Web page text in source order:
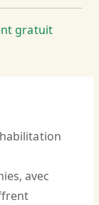
gratuit
avec